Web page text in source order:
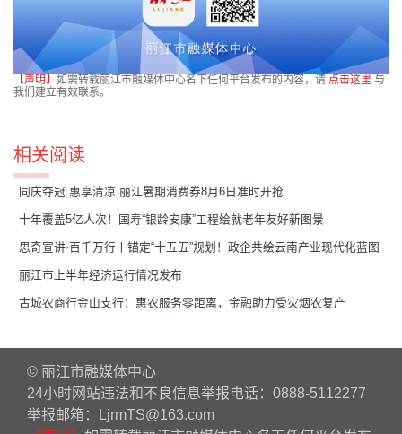
【声明】 如需转载丽江市融媒体中心名下任何平台发布的内容，请 点击这里 与
我们建立有效联系。
相关阅读
同庆夺冠 惠享清凉 丽江暑期消费券8月6日准时开抢
十年覆盖5亿人次！国寿“银龄安康”工程绘就老年友好新图景
思奇宣讲·百千万行丨锚定“十五五”规划！政企共绘云南产业现代化蓝图
丽江市上半年经济运行情况发布
古城农商行金山支行：惠农服务零距离，金融助力受灾烟农复产
© 丽江市融媒体中心
24小时网站违法和不良信息举报电话：0888-5112277
举报邮箱：LjrmTS@163.com